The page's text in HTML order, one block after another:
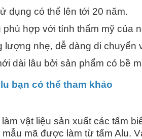
dụng có thể lên tới 20 năm.
hợp với tính thẩm mỹ của
nhẹ, dễ dàng di chuyển
dài lâu bởi sản phẩm có bề
bạn có thể tham khảo
vật liệu sản xuất các tấm
mã được làm từ tấm Alu.